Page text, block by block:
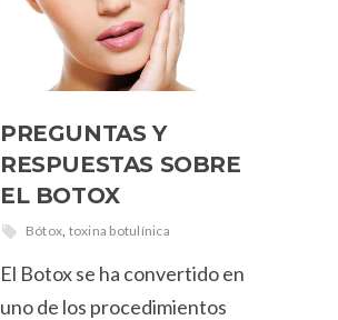
PREGUNTAS Y
RESPUESTAS SOBRE
EL BOTOX
Bótox, toxina botulínica
El Botox se ha convertido en
uno de los procedimientos